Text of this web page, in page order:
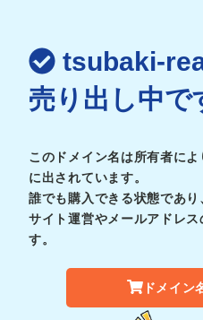
tsubaki-
売り出し中で
このドメイン名は所有者によ
に出されています。
誰でも購入できる状態であ
サイト運営やメールアドレ
す。
ドメイン